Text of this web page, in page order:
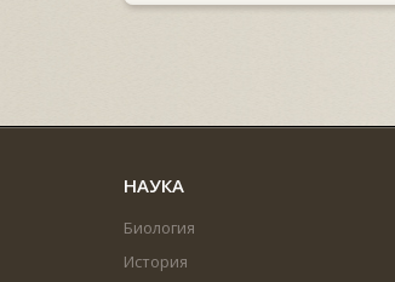
НАУКА
Биология
История